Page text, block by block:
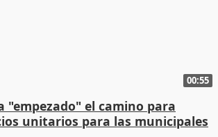
00:55
"empezado" el camino para
unitarios para las municipales